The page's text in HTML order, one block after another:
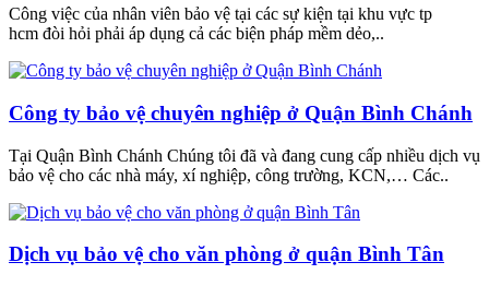
Công việc của nhân viên bảo vệ tại các sự kiện tại khu vực tp
hcm đòi hỏi phải áp dụng cả các biện pháp mềm dẻo,..
Công ty bảo vệ chuyên nghiệp ở Quận Bình Chánh
Tại Quận Bình Chánh Chúng tôi đã và đang cung cấp nhiều dịch vụ
bảo vệ cho các nhà máy, xí nghiệp, công trường, KCN,… Các..
Dịch vụ bảo vệ cho văn phòng ở quận Bình Tân